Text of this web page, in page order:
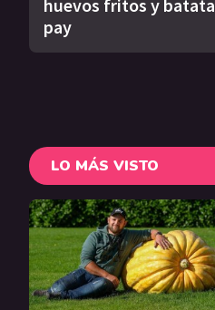
huevos fritos y batata
pay
LO MÁS VISTO